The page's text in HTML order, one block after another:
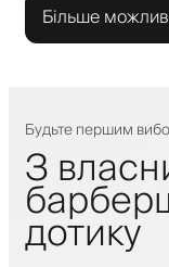
Більше
Будьте першим
З
дотику